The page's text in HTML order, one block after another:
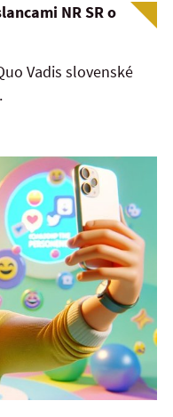
NR SR o
Vadis slovenské